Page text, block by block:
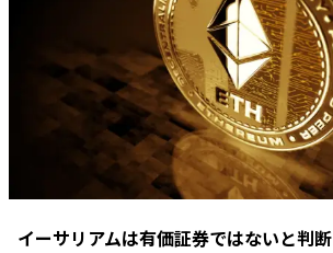
イーサリアムは有価証券ではないと判断